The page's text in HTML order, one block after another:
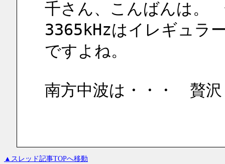
千さん、こんばんは。
3365kHzはイレギュラ
ですよね。
南方中波は・・・　贅
▲スレッド記事TOPへ移動